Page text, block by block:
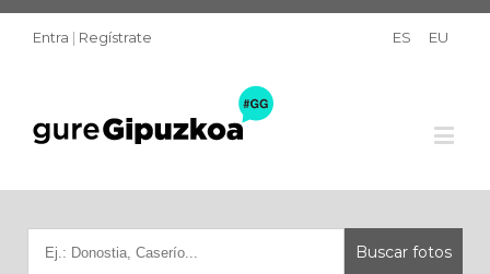
Entra | Regístrate ES EU